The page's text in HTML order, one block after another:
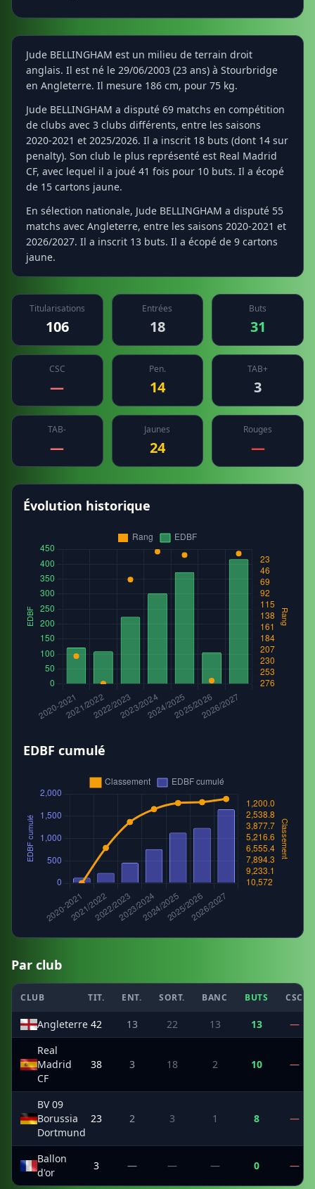
Jude BELLINGHAM est un milieu de terrain droit
anglais. Il est né le 29/06/2003 (23 ans) à Stourbridge
en Angleterre. Il mesure 186 cm, pour 75 kg.
Jude BELLINGHAM a disputé 69 matchs en compétition
de clubs avec 3 clubs différents, entre les saisons
2020-2021 et 2025/2026. Il a inscrit 18 buts (dont 14 sur
penalty). Son club le plus représenté est Real Madrid
CF, avec lequel il a joué 41 fois pour 10 buts. Il a écopé
de 15 cartons jaune.
En sélection nationale, Jude BELLINGHAM a disputé 55
matchs avec Angleterre, entre les saisons 2020-2021 et
2026/2027. Il a inscrit 13 buts. Il a écopé de 9 cartons
jaune.
Titularisations
106
Entrées
18
Buts
31
CSC
—
Pen.
14
TAB+
3
TAB-
—
Jaunes
24
Rouges
—
Évolution historique
EDBF cumulé
Par club
CLUB TIT. ENT. SORT. BANC BUTS CSC
Angleterre 42 13 22 13 13
—
Real
Madrid
CF
38 3 18 2 10 —
BV 09
Borussia
Dortmund
23 2 3 1 8 —
Ballon
d'or
3 — — — 0 —